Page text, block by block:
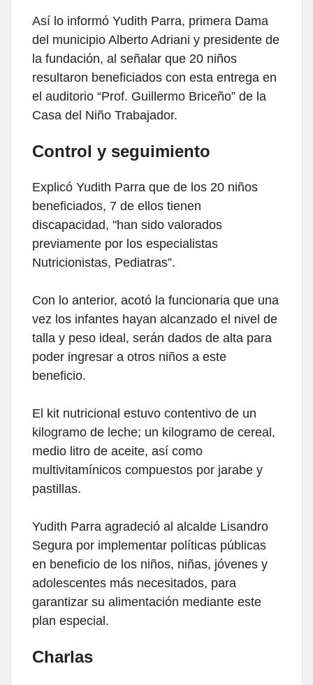
Así lo informó Yudith Parra, primera Dama
del municipio Alberto Adriani y presidente de
la fundación, al señalar que 20 niños
resultaron beneficiados con esta entrega en
el auditorio “Prof. Guillermo Briceño” de la
Casa del Niño Trabajador.
Control y seguimiento
Explicó Yudith Parra que de los 20 niños
beneficiados, 7 de ellos tienen
discapacidad, "han sido valorados
previamente por los especialistas
Nutricionistas, Pediatras”.
Con lo anterior, acotó la funcionaria que una
vez los infantes hayan alcanzado el nivel de
talla y peso ideal, serán dados de alta para
poder ingresar a otros niños a este
beneficio.
El kit nutricional estuvo contentivo de un
kilogramo de leche; un kilogramo de cereal,
medio litro de aceite, así como
multivitamínicos compuestos por jarabe y
pastillas.
Yudith Parra agradeció al alcalde Lisandro
Segura por implementar políticas públicas
en beneficio de los niños, niñas, jóvenes y
adolescentes más necesitados, para
garantizar su alimentación mediante este
plan especial.
Charlas